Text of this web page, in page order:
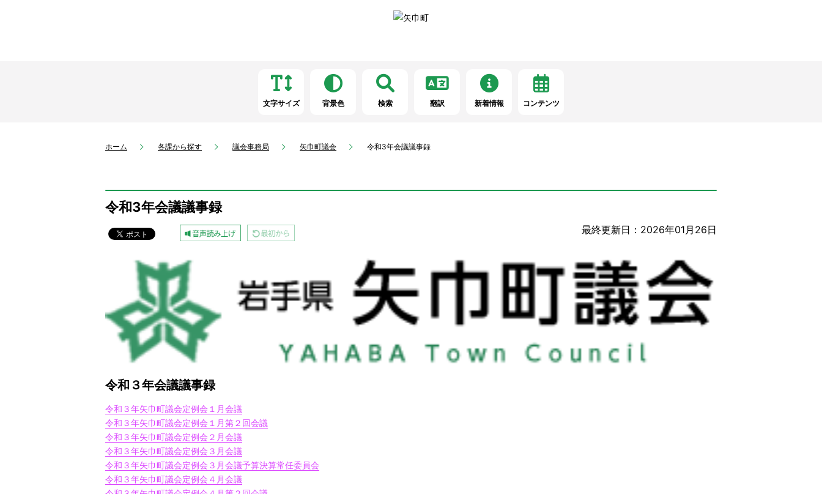
文字サイズ 背景色 検索 翻訳 新着情報 コンテンツ
ホーム 各課から探す 議会事務局 矢巾町議会 令和3年会議議事録
令和3年会議議事録
最終更新日：2026年01月26日
令和３年会議議事録
令和３年矢巾町議会定例会１月会議
令和３年矢巾町議会定例会１月第２回会議
令和３年矢巾町議会定例会２月会議
令和３年矢巾町議会定例会３月会議
令和３年矢巾町議会定例会３月会議予算決算常任委員会
令和３年矢巾町議会定例会４月会議